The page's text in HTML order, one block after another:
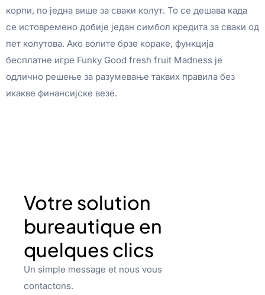
корпи, по једна више за сваки колут. То се дешава када
се истовремено добије један симбол кредита за сваки од
пет колутова. Ако волите брзе кораке, функција
бесплатне игре Funky Good fresh fruit Madness је
одлично решење за разумевање таквих правила без
икакве финансијске везе.
Votre solution
bureautique en
quelques clics
Un simple message et nous vous
contactons.